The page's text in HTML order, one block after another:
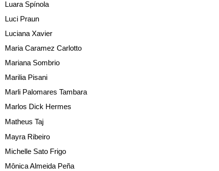
Luara Spínola
Luci Praun
Luciana Xavier
Maria Caramez Carlotto
Mariana Sombrio
Marilia Pisani
Marli Palomares Tambara
Marlos Dick Hermes
Matheus Taj
Mayra Ribeiro
Michelle Sato Frigo
Mônica Almeida Peña